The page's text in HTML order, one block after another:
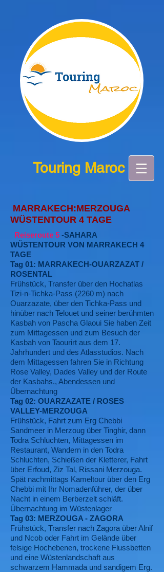
Touring Maroc
MARRAKECH:MERZOUGA
WÜSTENTOUR 4 TAGE
Reiseroute 5 -SAHARA
WÜSTENTOUR VON MARRAKECH 4
TAGE
Tag 01: MARRAKECH-OUARZAZAT /
ROSENTAL
Frühstück, Transfer über den Hochatlas
Tizi-n-Tichka-Pass (2260 m) nach
Ouarzazate, über den Tichka-Pass und
hinüber nach Telouet und seiner berühmten
Kasbah von Pascha Glaoui Sie haben Zeit
zum Mittagessen und zum Besuch der
Kasbah von Taourirt aus dem 17.
Jahrhundert und des Atlasstudios. Nach
dem Mittagessen fahren Sie in Richtung
Rose Valley, Dades Valley und der Route
der Kasbahs., Abendessen und
Übernachtung
Tag 02: OUARZAZATE / ROSES
VALLEY-MERZOUGA
Frühstück, Fahrt zum Erg Chebbi
Sandmeer in Merzoug über Tinghir, dann
Todra Schluchten, Mittagessen im
Restaurant, Wandern in den Todra
Schluchten, Schießen der Kletterer, Fahrt
über Erfoud, Ziz Tal, Rissani Merzouga.
Spät nachmittags Kameltour über den Erg
Chebbi mit Ihr Nomadenführer, der über
Nacht in einem Berberzelt schläft.
Übernachtung im Wüstenlager
Tag 03: MERZOUGA - ZAGORA
Frühstück, Transfer nach Zagora über Alnif
und Ncob oder Fahrt im Gelände über
felsige Hochebenen, trockene Flussbetten
und eine Wüstenlandschaft aus
schwarzem Hammada und sandigem Erg.